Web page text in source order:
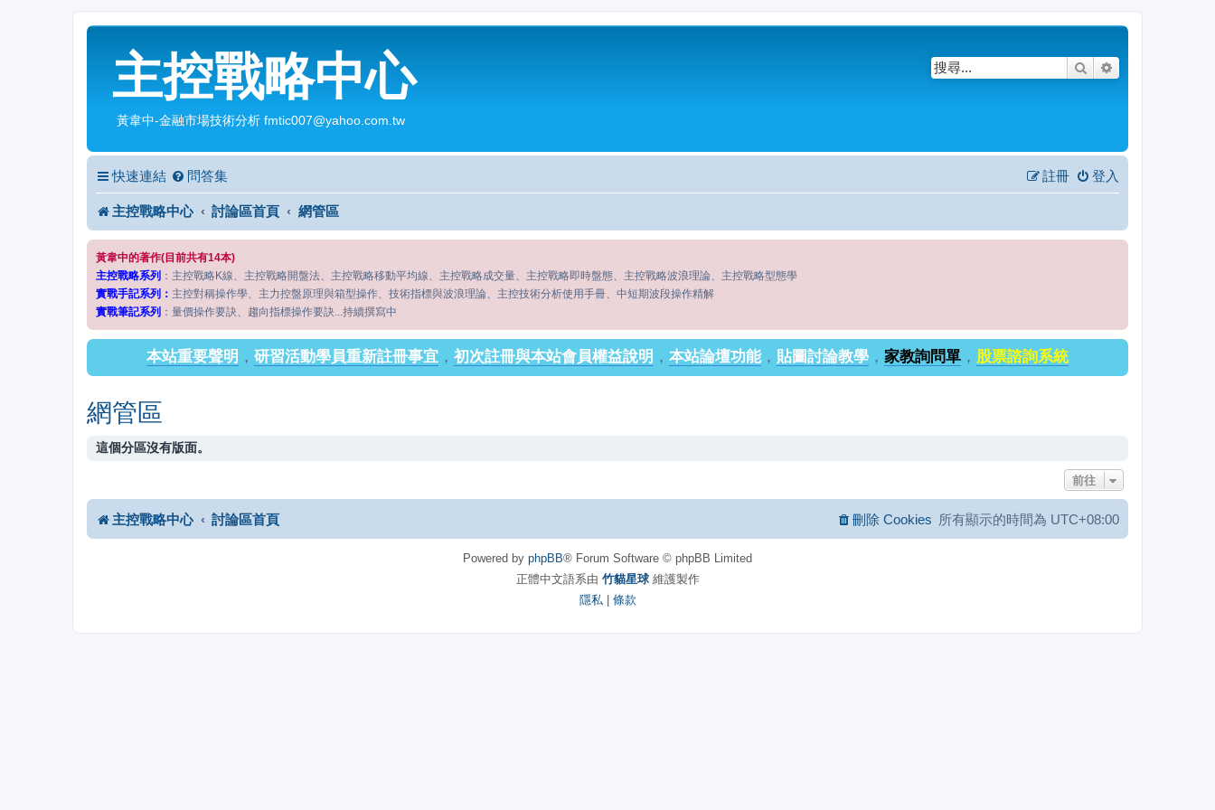
主控戰略中心
黃韋中-金融市場技術分析 fmtic007@yahoo.com.tw
搜尋
快速連結 問答集 登入
註冊
主控戰略中心 討論區首頁 網管區
黃韋中的著作(目前共有14本)
主控戰略系列 ：主控戰略K線、主控戰略開盤法、主控戰略移動平均線、主控戰略成交量、主控戰略即時盤態、主控戰略波浪理論、主控戰略型態學
實戰手記系列： 主控對稱操作學、主力控盤原理與箱型操作、技術指標與波浪理論、主控技術分析使用手冊、中短期波段操作精解
實戰筆記系列 ：量價操作要訣、趨向指標操作要訣...持續撰寫中
本站重要聲明 ， 研習活動學員重新註冊事宜 ， 初次註冊與本站會員權益說明 ， 本站論壇功能， 貼圖討論教學 ， 家教詢問單 ， 股票諮詢系統
網管區
這個分區沒有版面。
前往
主控戰略中心 討論區首頁 所有顯示的時間為 UTC+08:00
刪除 Cookies
Powered by phpBB® Forum Software © phpBB Limited
正體中文語系由 竹貓星球維護製作
隱私
條款